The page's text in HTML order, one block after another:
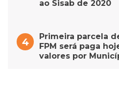
ao Sisab de 2020
Primeira parcela
FPM será paga
valores por